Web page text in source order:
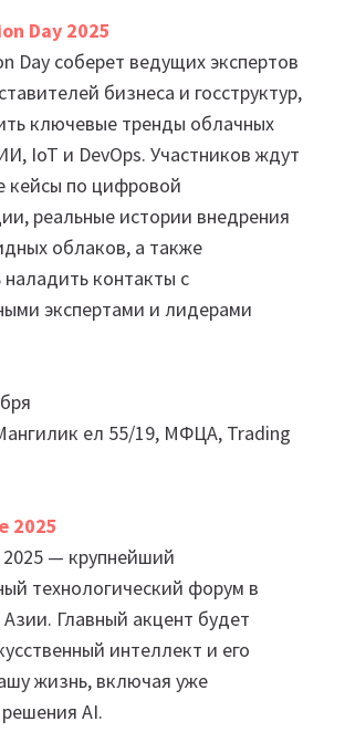
Day 2025
Day соберет ведущих экспертов
бизнеса и госструктур,
ключевые тренды облачных
IoT и DevOps. Участников ждут
кейсы по цифровой
реальные истории внедрения
облаков, а также
контакты с
экспертами и лидерами
ел 55/19, МФЦА, Trading
2025
— крупнейший
технологический форум в
Главный акцент будет
интеллект и его
жизнь, включая уже
AI.